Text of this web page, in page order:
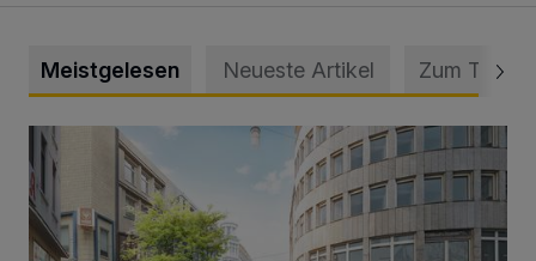
Meistgelesen Neueste Artikel Zum Thema
Ein neuer Brunnen für die Alte Freiheit